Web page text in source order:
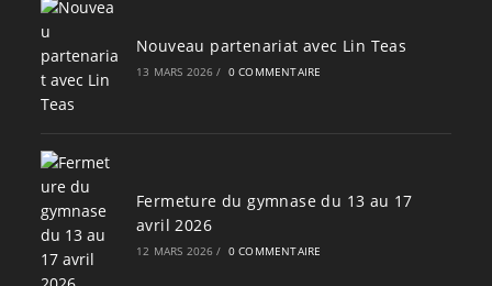
Nouveau partenariat avec Lin Teas
13 MARS 2026 / 0 COMMENTAIRE
Fermeture du gymnase du 13 au 17
avril 2026
12 MARS 2026 / 0 COMMENTAIRE